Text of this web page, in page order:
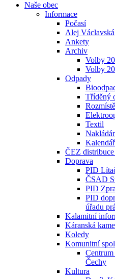
Naše obec
Informace
Počasí
Alej Václavská
Ankety
Archiv
Volby
Volby
Odpady
Tříděný
Textil
ČEZ
Doprava
PID
ČSAD
PID
PID
úřadu
Kalamitní
Káranská
Koledy
Komunitní
Čechy
Kultura